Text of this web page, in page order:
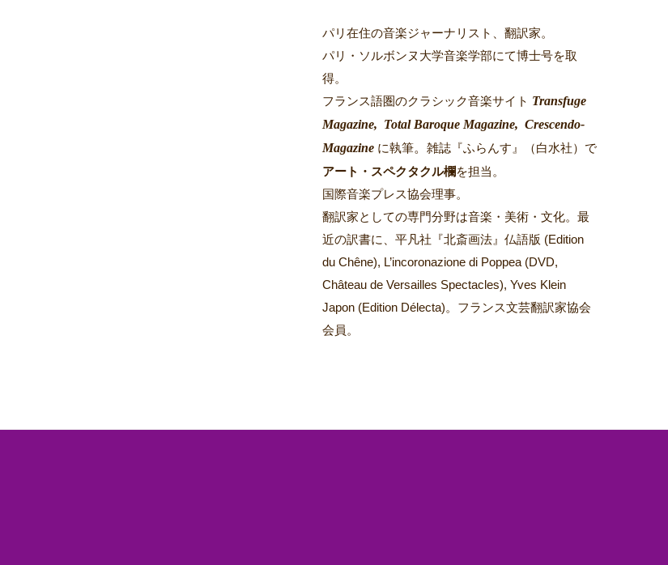
パリ在住の音楽ジャーナリスト、翻訳家。
パリ・ソルボンヌ大学音楽学部にて博士号を取
得。
フランス語圏のクラシック音楽サイト Transfuge
Magazine, Total Baroque Magazine, Crescendo-
Magazine に執筆。 雑誌『ふらんす』（白水社）で
アート・スペクタクル欄を担当。
国際音楽プレス協会理事。
翻訳家としての専門分野は音楽・美術・文化。最
近の訳書に、平凡社『北斎画法』仏語版 (Edition
du Chêne), L’incoronazione di Poppea (DVD,
Château de Versailles Spectacles), Yves Klein
Japon (Edition Délecta)。フランス文芸翻訳家協会
会員。